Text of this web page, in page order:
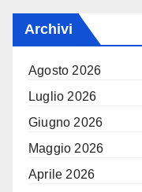
Archivi
Agosto 2026
Luglio 2026
Giugno 2026
Maggio 2026
Aprile 2026